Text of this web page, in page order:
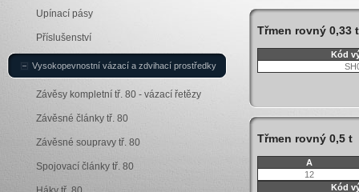
Třmen rovný 0,33 t
Kód
Třmen rovný 0,5 t
A
12
Kód
Upínací pásy
Příslušenství
Vysokopevnostní vázací a zdvihací prostředky
Závěsy kompletní tř. 80 - vázací řetězy
Závěsné články tř. 80
Závěsné soupravy tř. 80
Spojovací články tř. 80